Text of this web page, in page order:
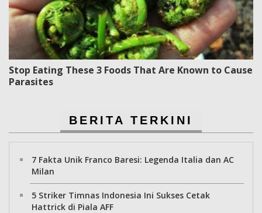
Stop Eating These 3 Foods That Are Known to Cause
Parasites
BERITA TERKINI
7 Fakta Unik Franco Baresi: Legenda Italia dan AC
Milan
5 Striker Timnas Indonesia Ini Sukses Cetak
Hattrick di Piala AFF